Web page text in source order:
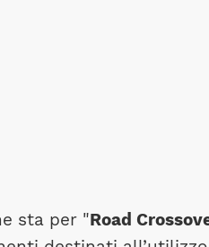
sta per "Road